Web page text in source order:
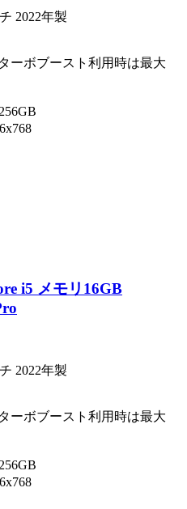
2022年製
ーボブースト利用時は最大
i5 メモリ16GB
2022年製
ーボブースト利用時は最大